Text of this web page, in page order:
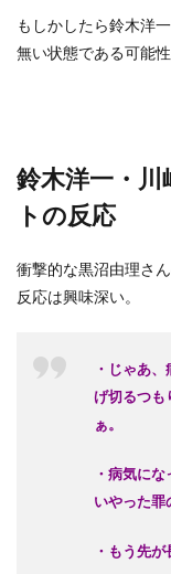
もしかしたら鈴木洋
無い状態である可能
鈴木洋一・
トの反応
衝撃的な黒沼由理さ
反応は興味深い。
・じゃあ
げ切るつ
ぁ。
・病気に
いやった罪
・もう先